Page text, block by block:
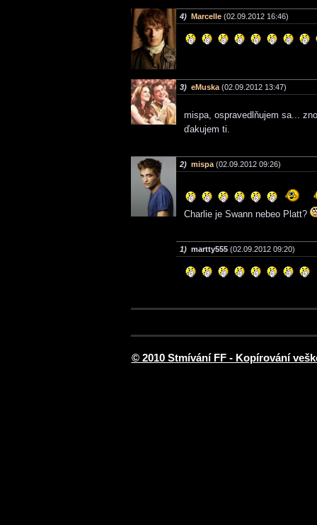
4) Marcelle (02.09.2012 16:46)
3) eMuska (02.09.2012 13:47)
mispa, ospravedlňujem sa...
ďakujem ti.
2) mispa (02.09.2012 09:26)
Charlie je Swann nebeo Platt?
1) martty555 (02.09.2012 09:20)
© 2010 Stmívání FF - Kopírování